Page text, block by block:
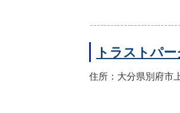
トラストパ
住所：大分県別府市